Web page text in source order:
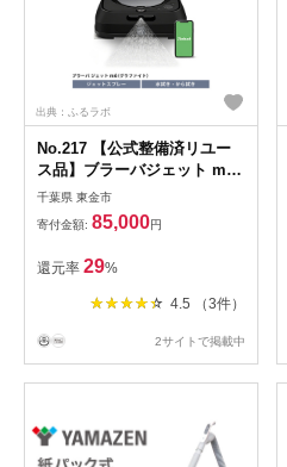
出典：ふるラボ
No.217 【公式整備済リユー
ス品】ブラーバジェット m6
グラファイト ／ アイロボッ
ト 床拭きロボット ジェット
スプレー 拭き掃除 学習記憶
ハイスペックモデル 黒色 千
葉県
千葉県 東金市
寄付金額: 85,000円
還元率 29%
4.5 （3件）
2サイトで掲載中